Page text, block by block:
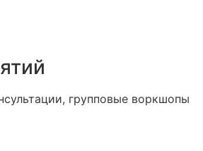
групповые воркшопы